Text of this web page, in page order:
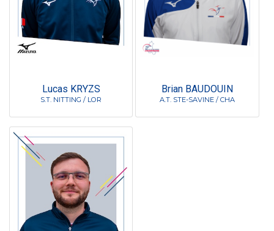
Lucas KRYZS
S.T. NITTING / LOR
Brian BAUDOUIN
A.T. STE-SAVINE / CHA